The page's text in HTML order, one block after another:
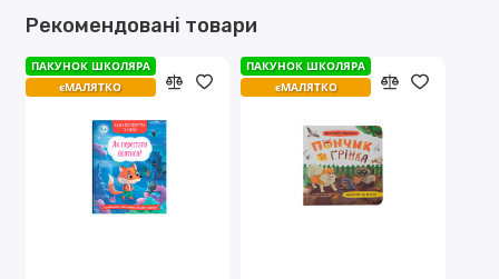
Рекомендовані товари
ПАКУНОК ШКОЛЯРА
єМАЛЯТКО
ПАКУНОК ШКОЛЯРА
єМАЛЯТКО